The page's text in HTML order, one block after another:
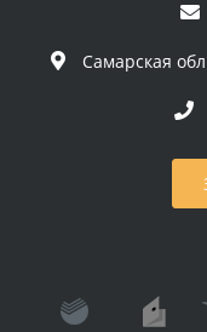
Самарская